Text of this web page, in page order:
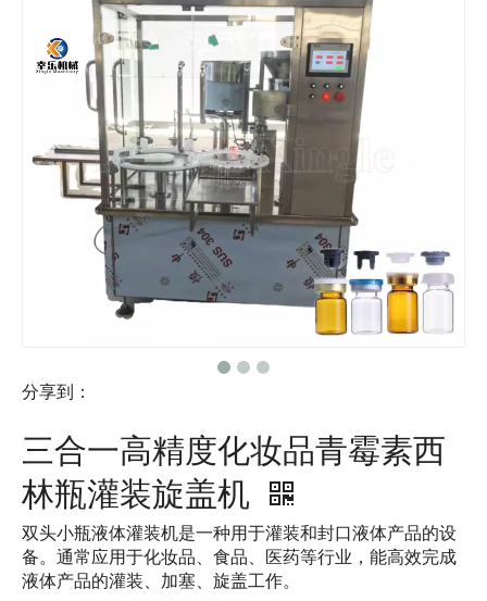
分享到：
三合一高精度化妆品青霉素西
林瓶灌装旋盖机
双头小瓶液体灌装机是一种用于灌装和封口液体产品的设
备。通常应用于化妆品、食品、医药等行业，能高效完成
液体产品的灌装、加塞、旋盖工作。